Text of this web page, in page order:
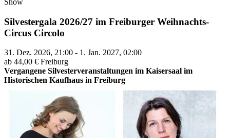
Silvestergala 2026/27 im Freiburger Weihnachts-
Circus Circolo
31. Dez. 2026, 21:00 - 1. Jan. 2027, 02:00
ab 44,00 € Freiburg
Vergangene Silvesterveranstaltungen im Kaisersaal im
Historischen Kaufhaus in Freiburg